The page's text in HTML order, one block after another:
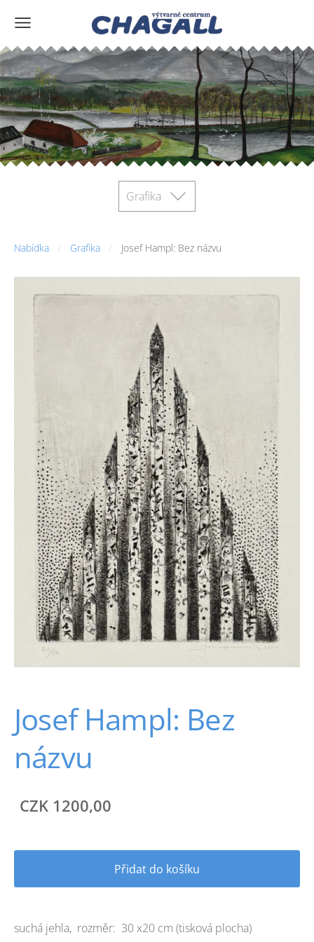
Grafika
Nabídka Grafika Josef Hampl: Bez názvu
Josef Hampl: Bez
názvu
CZK 1200,00
Přidat do košíku
suchá jehla, rozměr: 30 x20 cm (tisková plocha)